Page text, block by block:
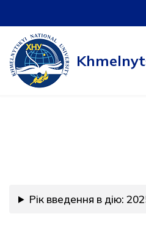
to
content
Рік введення в дію: